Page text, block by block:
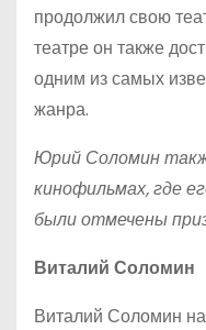
продолжил свою
театре он также
одним из самых
жанра.
Юрий Соломин
кинофильмах, где
были отмечены
Виталий Соломин
Виталий Соломин